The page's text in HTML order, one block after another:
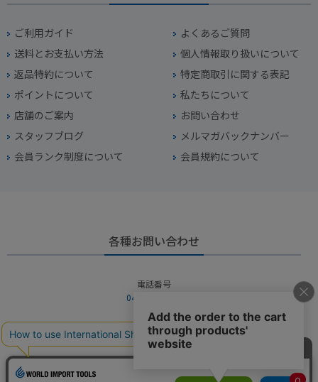
ご利用ガイド
よくあるご質問
送料とお支払い方法
個人情報取り扱いについて
返品特約について
特定商取引に関する表記
ポイントについて
私たちについて
店舗のご案内
お問い合わせ
スタッフブログ
メルマガバックナンバー
会員ランク制度について
会員規約について
各種お問い合わせ
電話番号
045-949-2451
営業時間
10：00～19：00